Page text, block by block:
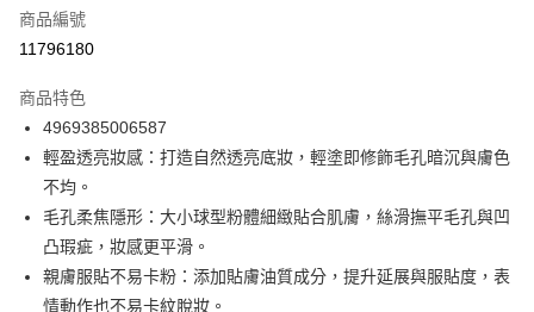
信用卡分期付款
合作金庫商業銀行
華南商業銀行
上海商業儲蓄銀行
台北富邦商業銀行
國泰世華商業銀行
臺灣中小企業銀行
台中商業銀行
匯豐（台灣）商業銀行
聯邦商業銀行
元大商業銀行
永豐商業銀行
LINE Pay
Apple Pay
街口支付
商品編號
11796180
商品特色
4969385006587
輕盈透亮妝感：打造自然透亮底妝，輕塗即修飾毛孔暗沉與膚色
不均。
毛孔柔焦隱形：大小球型粉體細緻貼合肌膚，絲滑撫平毛孔與凹
凸瑕疵，妝感更平滑。
親膚服貼不易卡粉：添加貼膚油質成分，提升延展與服貼度，表
情動作也不易卡紋脫妝。